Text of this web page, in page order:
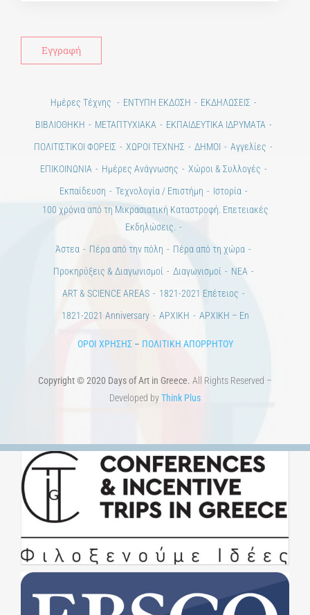
Ημέρες Τέχνης ΕΝΤΥΠΗ ΕΚΔΟΣΗ
ΕΚΔΗΛΩΣΕΙΣ
ΒΙΒΛΙΟΘΗΚΗ
ΜΕΤΑΠΤΥΧΙΑΚΑ
ΕΚΠΑΙΔΕΥΤΙΚΑ ΙΔΡΥΜΑΤΑ
ΠΟΛΙΤΙΣΤΙΚΟΙ ΦΟΡΕΙΣ
ΧΩΡΟΙ ΤΕΧΝΗΣ ΔΗΜΟΙ
Αγγελίες
ΕΠΙΚΟΙΝΩΝΙΑ
Ημέρες Ανάγνωσης
Χώροι & Συλλογές
Εκπαίδευση
Τεχνολογία / Επιστήμη
Ιστορία
100 χρόνια από τη Μικρασιατική Καταστροφή. Επετειακές
Εκδηλώσεις.
Άστεα
Πέρα από την πόλη
Πέρα από τη χώρα
Προκηρύξεις & Διαγωνισμοί
Διαγωνισμοί
ΝΕΑ
ART & SCIENCE AREAS
1821-2021 Επέτειος
1821-2021 Anniversary
ΑΡΧΙΚΗ ΑΡΧΙΚΗ – En
ΟΡΟΙ ΧΡΗΣΗΣ– ΠΟΛΙΤΙΚΗ ΑΠΟΡΡΗΤΟΥ
Copyright © 2020 Days of Art in Greece. All Rights Reserved –
Developed byThink Plus